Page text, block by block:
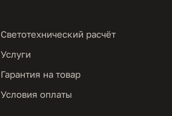
Светотехнический расчёт
Услуги
Гарантия на товар
Условия оплаты